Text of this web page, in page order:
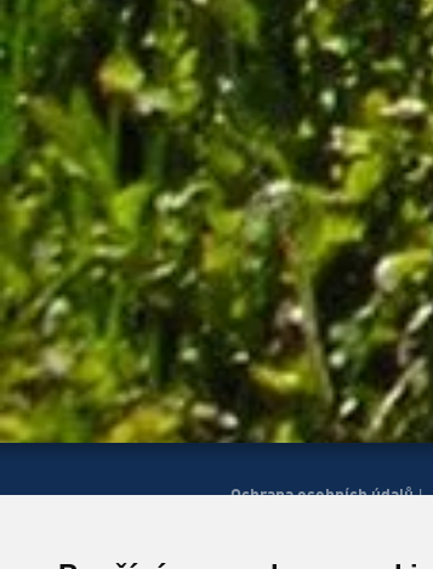
Ochrana osobních údajů|